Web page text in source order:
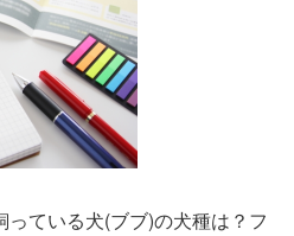
ている犬(ブブ)の犬種は？フ